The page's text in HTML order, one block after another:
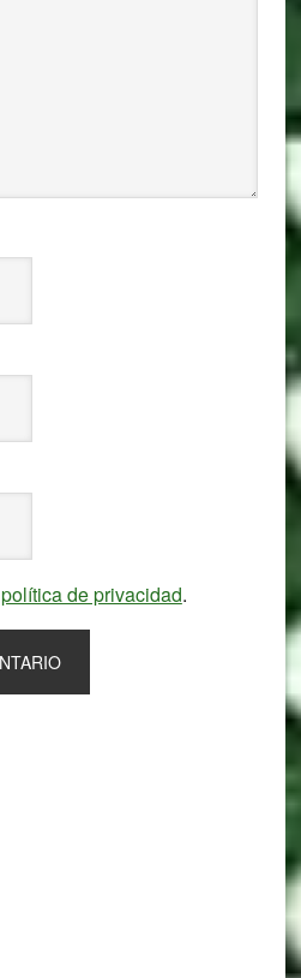
política de privacidad.